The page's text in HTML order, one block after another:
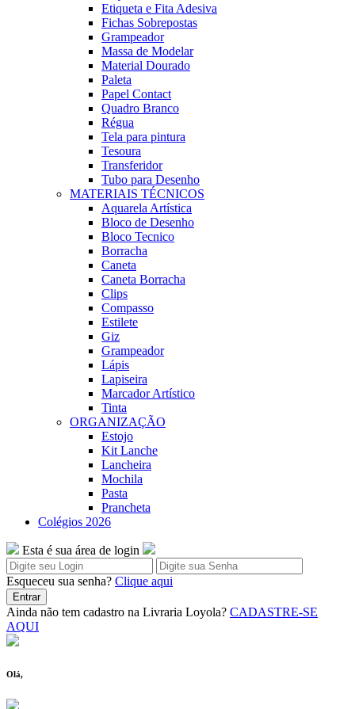
Etiqueta e Fita Adesiva
Fichas Sobrepostas
Grampeador
Massa de Modelar
Material Dourado
Paleta
Papel Contact
Quadro Branco
Régua
Tela para pintura
Tesoura
Transferidor
Tubo para Desenho
MATERIAIS TÉCNICOS
Aquarela Artística
Bloco de Desenho
Bloco Tecnico
Borracha
Caneta
Caneta Borracha
Clips
Compasso
Estilete
Giz
Grampeador
Lápis
Lapiseira
Marcador Artístico
Tinta
ORGANIZAÇÃO
Estojo
Kit Lanche
Lancheira
Mochila
Pasta
Prancheta
Colégios 2026
Esta é sua área de login
Esqueceu sua senha? Clique aqui
Entrar
Ainda não tem cadastro na Livraria Loyola? CADASTRE-SE
AQUI
Olá,